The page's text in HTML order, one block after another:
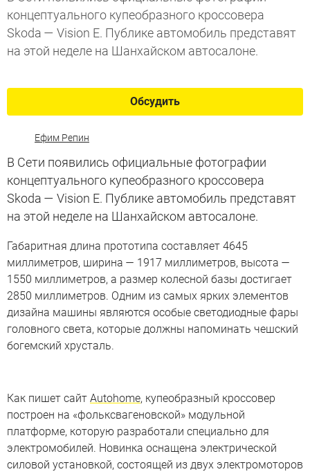
концептуального купеобразного кроссовера
Skoda — Vision E. Публике автомобиль представят
на этой неделе на Шанхайском автосалоне.
Обсудить
Ефим Репин
В Сети появились официальные фотографии
концептуального купеобразного кроссовера
Skoda — Vision E. Публике автомобиль представят
на этой неделе на Шанхайском автосалоне.
Габаритная длина прототипа составляет 4645
миллиметров, ширина — 1917 миллиметров, высота —
1550 миллиметров, а размер колесной базы достигает
2850 миллиметров. Одним из самых ярких элементов
дизайна машины являются особые светодиодные фары
головного света, которые должны напоминать чешский
богемский хрусталь.
Как пишет сайт Autohome, купеобразный кроссовер
построен на «фольксвагеновской» модульной
платформе, которую разработали специально для
электромобилей. Новинка оснащена электрической
силовой установкой, состоящей из двух электромоторов